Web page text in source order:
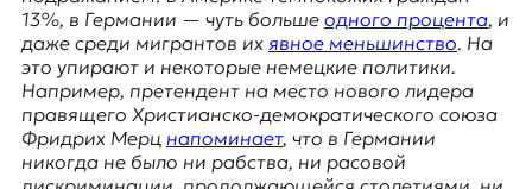
e
r
|
13%, в Германии — чуть больше одного процента, и
даже среди мигрантов их явное меньшинство. На
это упирают и некоторые немецкие политики.
Например, претендент на место нового лидера
правящего Христианско-демократического союза
Фридрих Мерц напоминает, что в Германии
никогда не было ни рабства, ни расовой